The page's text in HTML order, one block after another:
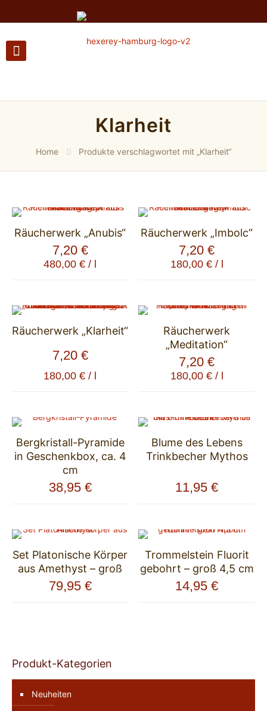
Klarheit
Home Produkte verschlagwortet mit „Klarheit“
Räucherwerk „Anubis“
7,20 €
480,00€ /
Räucherwerk „Imbolc“
7,20€
180,00 €/
Räucherwerk „Klarheit“
7,20 €
180,00€ /
Räucherwerk
„Meditation“
7,20€
180,00 €/
Bergkristall-Pyramide
in Geschenkbox, ca. 4
cm
38,95 €
Blume des Lebens
Trinkbecher Mythos
11,95€
Set Platonische Körper
aus Amethyst – groß
79,95 €
Trommelstein Fluorit
gebohrt – groß 4,5 cm
14,95€
Produkt-Kategorien
Neuheiten